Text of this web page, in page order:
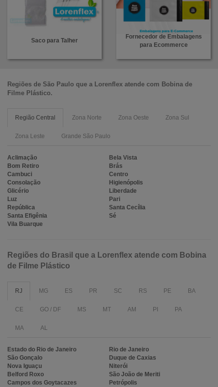
Saco para Talher
Fornecedor de Embalagens
para Ecommerce
Regiões de São Paulo que a Lorenflex atende com Bobina de
Filme Plástico.
Região Central Zona Norte Zona Oeste Zona Sul
Zona Leste Grande São Paulo
Aclimação
Bela Vista
Bom Retiro
Brás
Cambuci
Centro
Consolação
Higienópolis
Glicério
Liberdade
Luz
Pari
República
Santa Cecília
Santa Efigênia
Sé
Vila Buarque
Regiões do Brasil que a Lorenflex atende com Bobina
de Filme Plástico
RJ MG ES PR SC RS PE BA
CE GO / DF MS MT AM PI PA
MA AL
Estado do Rio de Janeiro
Rio de Janeiro
São Gonçalo
Duque de Caxias
Nova Iguaçu
Niterói
Belford Roxo
São João de Meriti
Campos dos Goytacazes
Petrópolis